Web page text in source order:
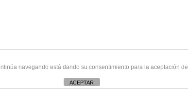
navegando está dando su consentimiento para la aceptación
ACEPTAR